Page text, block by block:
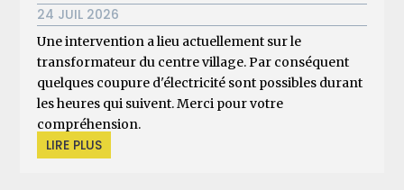
24 JUIL 2026
Une intervention a lieu actuellement sur le
transformateur du centre village. Par conséquent
quelques coupure d'électricité sont possibles durant
les heures qui suivent. Merci pour votre
compréhension.
LIRE PLUS